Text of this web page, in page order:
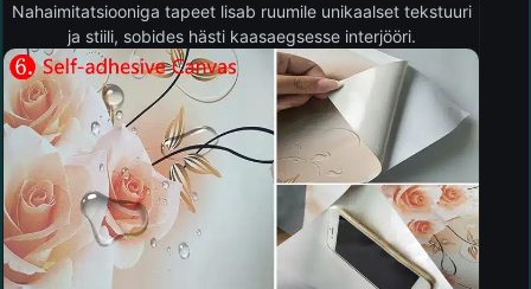
Nahaimitatsiooniga tapeet lisab ruumile unikaalset tekstuuri
ja stiili, sobides hästi kaasaegsesse interjööri.